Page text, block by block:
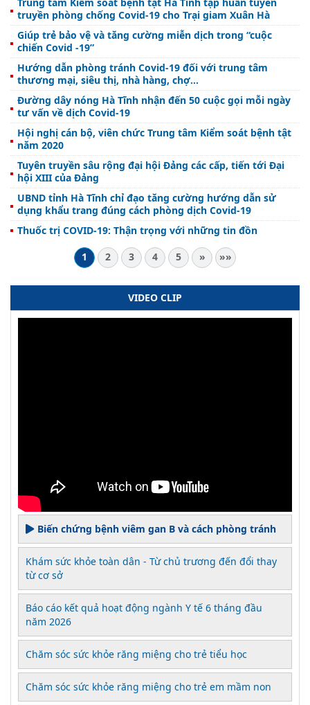
Trung tâm Kiểm soát bệnh tật Hà Tĩnh tập huấn tuyên
truyền phòng chống Covid-19 cho Trại giam Xuân Hà
Giúp trẻ bảo vệ và tăng cường miễn dịch trong “cuộc
chiến Covid -19”
Hướng dẫn phòng tránh Covid-19 đối với trung tâm
thương mại, siêu thị, nhà hàng, chợ...
Đường dây nóng Hà Tĩnh nhận đến 50 cuộc gọi mỗi ngày
tư vấn về dịch Covid-19
Hội nghị cán bộ, viên chức Trung tâm Kiểm soát bệnh tật
năm 2020
Tuyên truyền sâu rộng đại hội Đảng các cấp, tiến tới Đại
hội XIII của Đảng
UBND tỉnh Hà Tĩnh chỉ đạo tăng cường hướng dẫn sử
dụng khẩu trang đúng cách phòng dịch Covid-19
Thuốc trị COVID-19: Thận trọng với những tin đồn
1
2 3 4 5 » »»
VIDEO CLIP
Biến chứng bệnh viêm gan B và cách phòng tránh
Khám sức khỏe toàn dân - Từ chủ trương đến đổi thay
từ cơ sở
Báo cáo kết quả hoạt động ngành Y tế 6 tháng đầu
năm 2026
Chăm sóc sức khỏe răng miệng cho trẻ tiểu học
Chăm sóc sức khỏe răng miệng cho trẻ em mầm non